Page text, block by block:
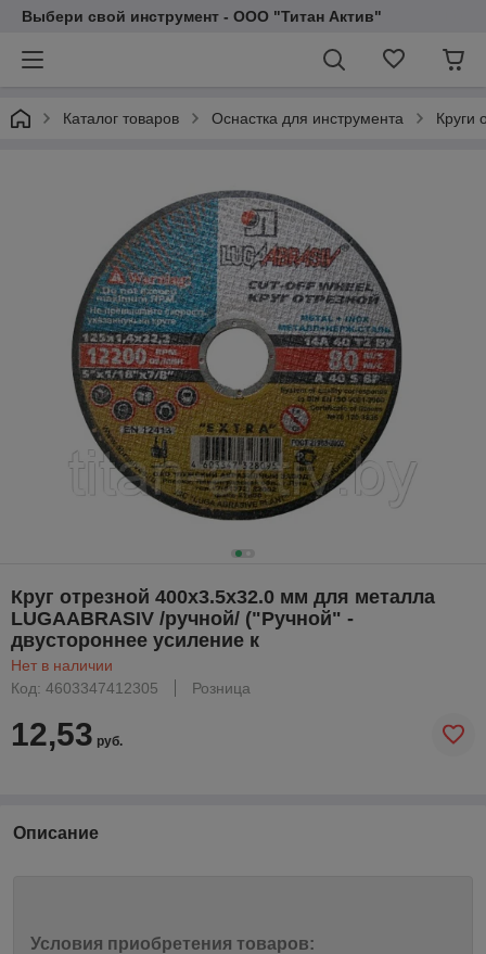
Выбери свой инструмент - ООО "Титан Актив"
Каталог товаров Оснастка для инструмента Круги
Круг отрезной 400х3.5x32.0 мм для металла
LUGAABRASIV /ручной/ ("Ручной" -
двустороннее усиление к
Нет в наличии
Код: 4603347412305
Розница
12,53 руб.
Описание
Условия приобретения товаров: